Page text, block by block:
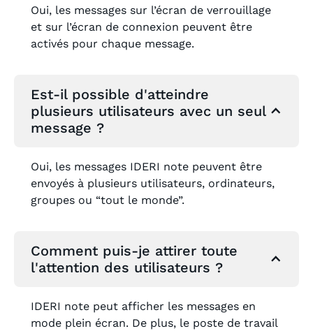
Oui, les messages sur l’écran de verrouillage
et sur l’écran de connexion peuvent être
activés pour chaque message.
Est-il possible d'atteindre
plusieurs utilisateurs avec un seul
message ?
Oui, les messages IDERI note peuvent être
envoyés à plusieurs utilisateurs, ordinateurs,
groupes ou “tout le monde”.
Comment puis-je attirer toute
l'attention des utilisateurs ?
IDERI note peut afficher les messages en
mode plein écran. De plus, le poste de travail